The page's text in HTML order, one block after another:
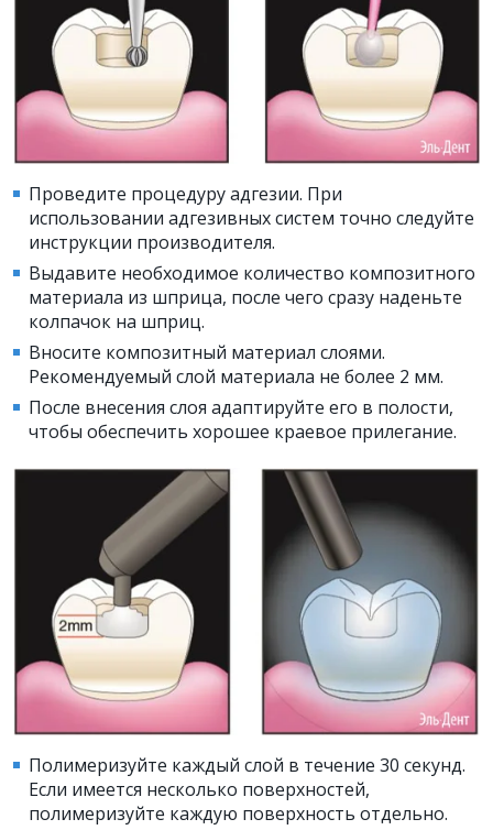
Проведите процедуру адгезии. При
использовании адгезивных систем точно следуйте
инструкции производителя.
Выдавите необходимое количество композитного
материала из шприца, после чего сразу наденьте
колпачок на шприц.
Вносите композитный материал слоями.
Рекомендуемый слой материала не более 2 мм.
После внесения слоя адаптируйте его в полости,
чтобы обеспечить хорошее краевое прилегание.
Полимеризуйте каждый слой в течение 30 секунд.
Если имеется несколько поверхностей,
полимеризуйте каждую поверхность отдельно.